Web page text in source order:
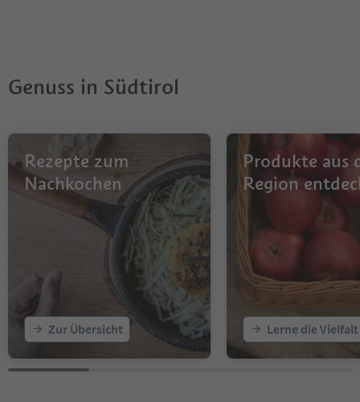
Genuss in Südtirol
Rezepte zum
Nachkochen
Zur Übersicht
Produkte aus
Region
Lerne die